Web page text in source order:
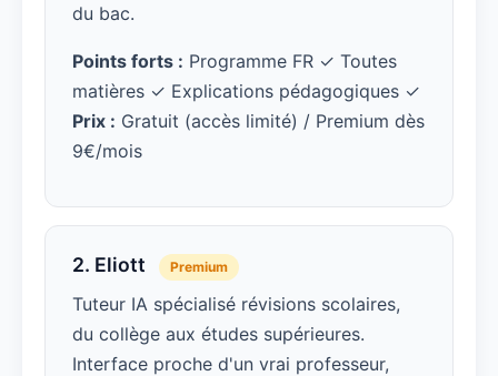
du bac.
Points forts : Programme FR ✓ Toutes
matières ✓ Explications pédagogiques ✓
Prix : Gratuit (accès limité) / Premium dès
9€/mois
2. Eliott Premium
Tuteur IA spécialisé révisions scolaires,
du collège aux études supérieures.
Interface proche d'un vrai professeur,